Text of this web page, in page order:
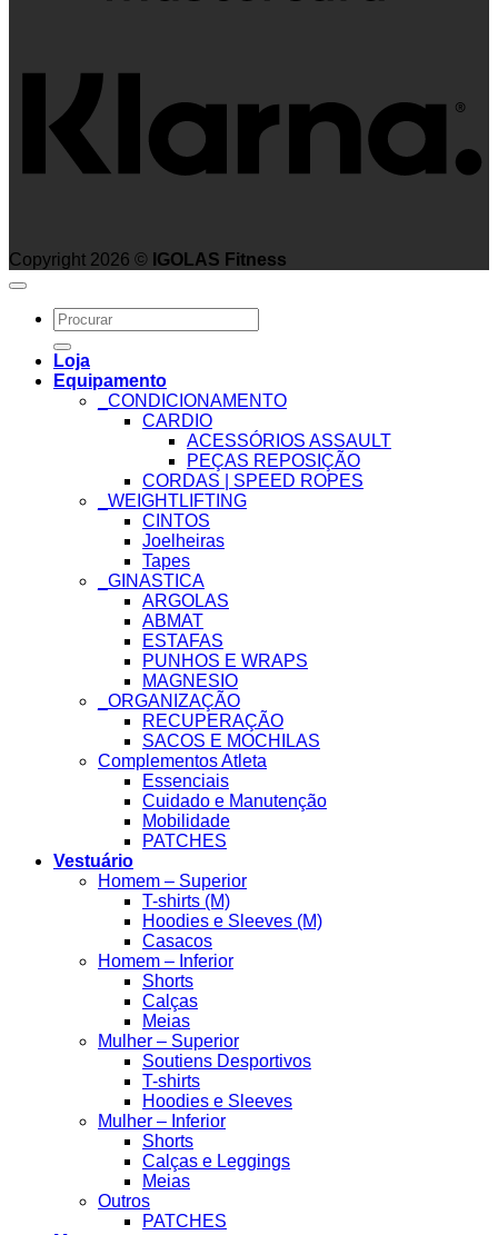
Copyright 2026 © IGOLAS Fitness
Search
for:
Loja
Equipamento
_CONDICIONAMENTO
CARDIO
ACESSÓRIOS ASSAULT
PEÇAS REPOSIÇÃO
CORDAS | SPEED ROPES
_WEIGHTLIFTING
CINTOS
Joelheiras
Tapes
_GINASTICA
ARGOLAS
ABMAT
ESTAFAS
PUNHOS E WRAPS
MAGNESIO
_ORGANIZAÇÃO
RECUPERAÇÃO
SACOS E MOCHILAS
Complementos Atleta
Essenciais
Cuidado e Manutenção
Mobilidade
PATCHES
Vestuário
Homem – Superior
T-shirts (M)
Hoodies e Sleeves (M)
Casacos
Homem – Inferior
Shorts
Calças
Meias
Mulher – Superior
Soutiens Desportivos
T-shirts
Hoodies e Sleeves
Mulher – Inferior
Shorts
Calças e Leggings
Meias
Outros
PATCHES